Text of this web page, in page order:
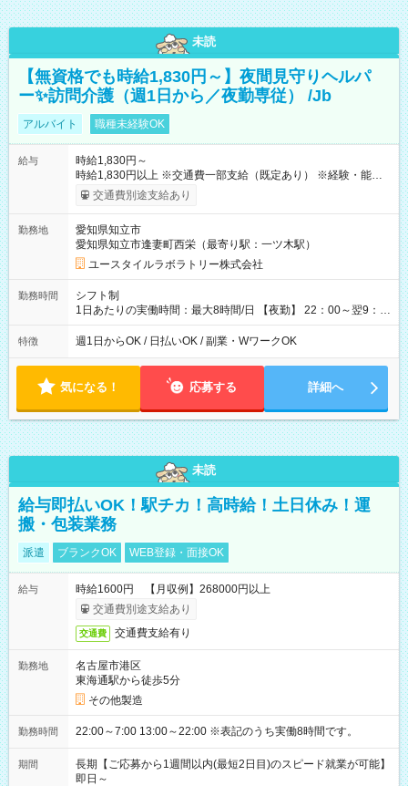
未読
【無資格でも時給1,830円～】夜間見守りヘルパ
ー✨訪問介護（週1日から／夜勤専従） /Jb
アルバイト 職種未経験OK
給与
時給1,830円～
時給1,830円以上 ※交通費一部支給（既定あり） ※経験・能力を
考慮して決定します 【収入例】 週1回勤務の場合：1,830円×8時
間×4回=5万8,560円 週3回勤務の場合：1,830円×8時間×12回
月 ※ 雇用形態と給与に、本採用時と異なる部分があります。 雇
用形態：本採用時と同じです。 給与：時給 1,570円以上
交通費別途支給あり
勤務地
愛知県知立市
愛知県知立市逢妻町西栄（最寄り駅：一ツ木駅）
ユースタイルラボラトリー株式会社
勤務時間
シフト制
1日あたりの実働時間：最大8時間/日 【夜勤】 22：00～翌9：
00 ※週1日～OK ／ 夜勤専従 ＊＊ 勤務時間例 ＊＊ ■22時か
ら翌7時 ■23時から翌8時 ■24時から翌9時 など ※上記の時間
ます。 ※曜日固定（毎週同じ曜日での勤務となります）
特徴 週1日からOK / 日払いOK / 副業・WワークOK
気になる！ 応募する 詳細へ
未読
給与即払いOK！駅チカ！高時給！土日休み！運
搬・包装業務
派遣 ブランクOK WEB登録・面接OK
給与
時給1600円 【月収例】268000円以上
交通費別途支給あり
交通費 交通費支給有り
勤務地
名古屋市港区
東海通駅から徒歩5分
その他製造
勤務時間 22:00～7:00 13:00～22:00 ※表記のうち実働8時間です。
期間
長期【ご応募から1週間以内(最短2日目)のスピード就業が可能】
即日～